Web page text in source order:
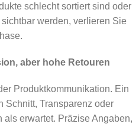
schlecht sortiert sind oder
werden, verlieren Sie
aber hohe Retouren
Produktkommunikation. Ein
Schnitt, Transparenz oder
als erwartet. Präzise Angaben,